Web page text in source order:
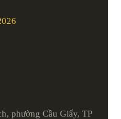
phường Cầu Giấy, TP